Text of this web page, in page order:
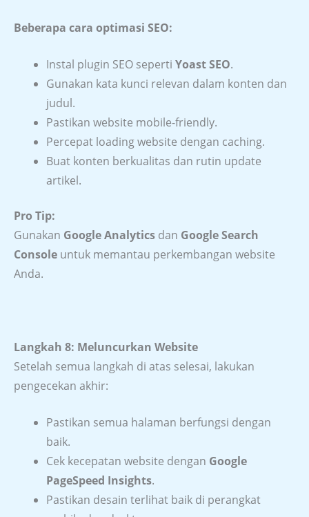
Beberapa cara optimasi SEO:
Instal plugin SEO seperti Yoast SEO.
Gunakan kata kunci relevan dalam konten dan
judul.
Pastikan website mobile-friendly.
Percepat loading website dengan caching.
Buat konten berkualitas dan rutin update
artikel.
Pro Tip:
Gunakan Google Analytics dan Google Search
Console untuk memantau perkembangan website
Anda.
Langkah 8: Meluncurkan Website
Setelah semua langkah di atas selesai, lakukan
pengecekan akhir:
Pastikan semua halaman berfungsi dengan
baik.
Cek kecepatan website dengan Google
PageSpeed Insights.
Pastikan desain terlihat baik di perangkat